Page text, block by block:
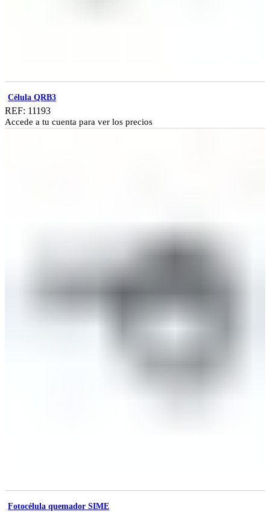
Célula QRB3
REF: 11193
Accede a tu cuenta para ver los precios
Fotocélula quemador SIME